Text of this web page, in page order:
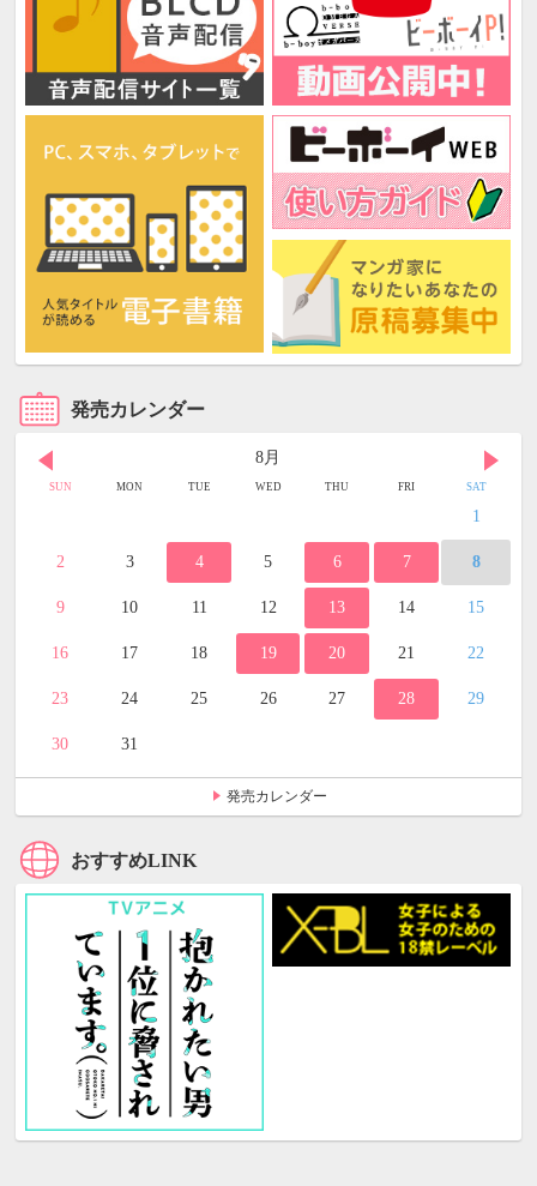
発売カレンダー
8月
SUN MON TUE WED THU FRI SAT
1
2 3 4 5 6 7 8
9 10 11 12 13 14 15
16 17 18 19 20 21 22
23 24 25 26 27 28 29
30 31
発売カレンダー
おすすめLINK